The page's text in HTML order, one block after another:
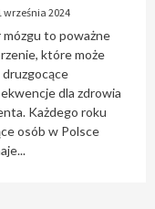
września 2024
mózgu to poważne
które może
druzgocące
dla zdrowia
Każdego roku
osób w Polsce